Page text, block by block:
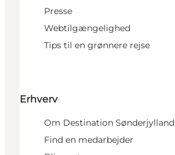
Presse
Webtilgængelighed
Tips til en grønnere rejse
Erhverv
Om Destination Sønderjylland
Find en medarbejder